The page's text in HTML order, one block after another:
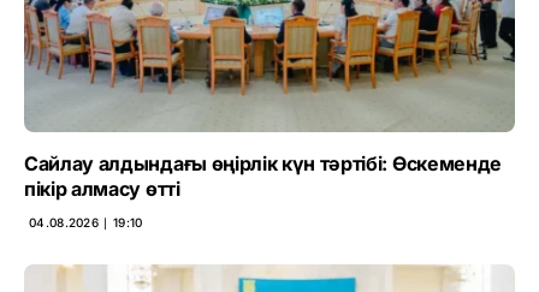
Сайлау алдындағы өңірлік күн тәртібі: Өскеменде
пікір алмасу өтті
04.08.2026 ∣ 19:10